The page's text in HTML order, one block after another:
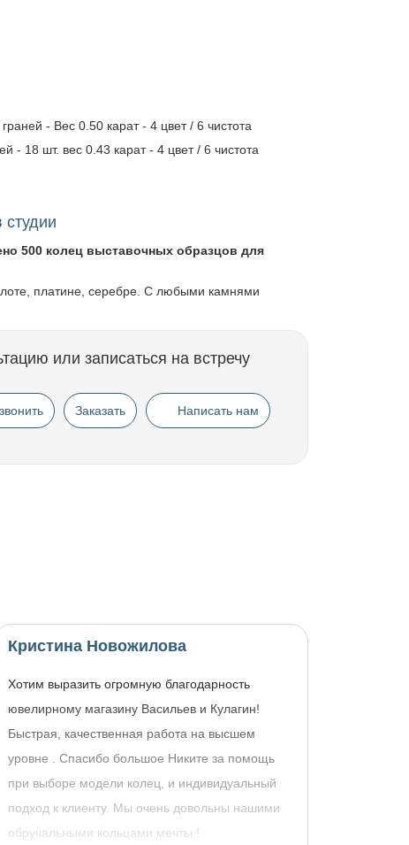
- Вес 0.50 карат - 4 цвет / 6 чистота
- 18 шт. вес 0.43 карат - 4 цвет / 6 чистота
500 колец выставочных образцов для
платине, серебре. С любыми камнями
или записаться на встречу
Заказать Написать нам
Кристина Новожилова
Хотим выразить огромную благодарность
ювелирному магазину Васильев и Кулагин!
Быстрая, качественная работа на высшем
уровне . Спасибо большое Никите за помощь
при выборе модели колец, и индивидуальный
подход к клиенту. Мы очень довольны нашими
обручальными кольцами мечты !